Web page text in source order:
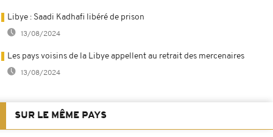
Libye : Saadi Kadhafi libéré de prison
13/08/2024
Les pays voisins de la Libye appellent au retrait des mercenaires
13/08/2024
SUR LE MÊME PAYS